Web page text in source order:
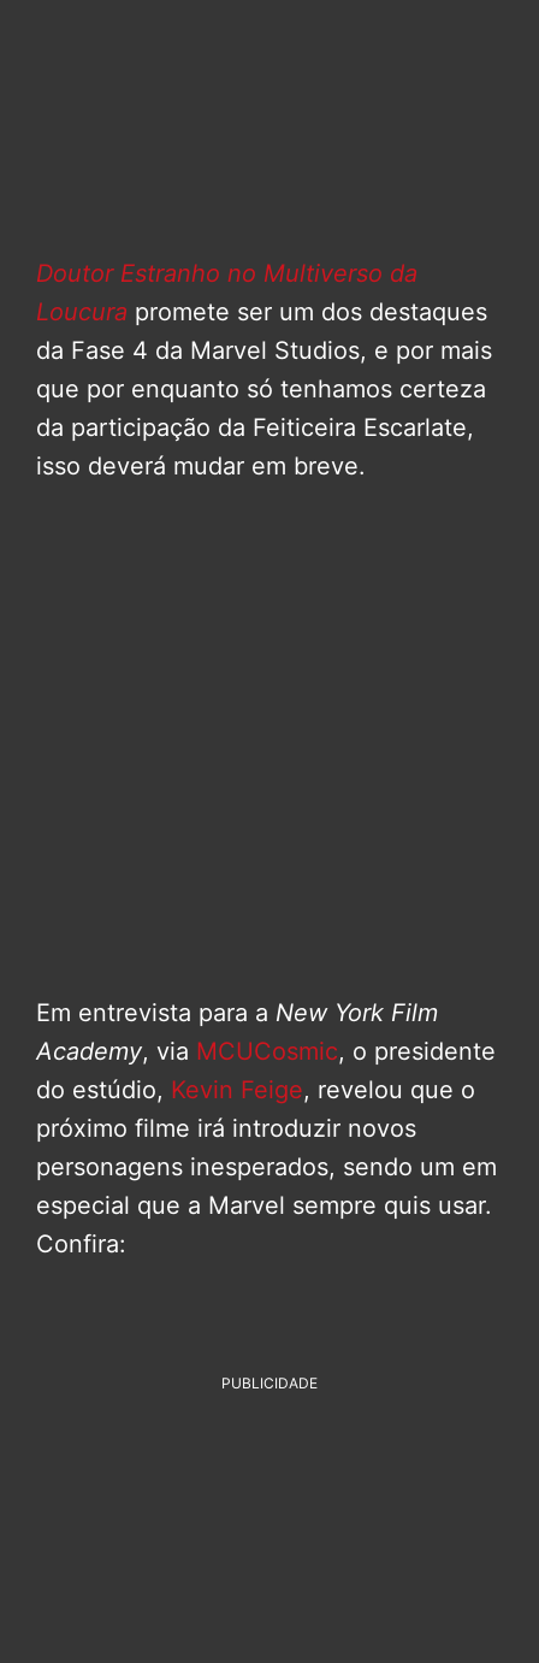
Doutor Estranho no Multiverso da
Loucura promete ser um dos destaques
da Fase 4 da Marvel Studios, e por mais
que por enquanto só tenhamos certeza
da participação da Feiticeira Escarlate,
isso deverá mudar em breve.
Em entrevista para a New York Film
Academy, via MCUCosmic, o presidente
do estúdio, Kevin Feige, revelou que o
próximo filme irá introduzir novos
personagens inesperados, sendo um em
especial que a Marvel sempre quis usar.
Confira:
PUBLICIDADE